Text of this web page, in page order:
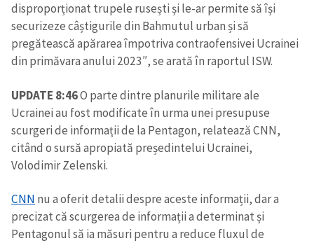
disproporționat trupele rusești și le-ar permite să își
securizeze câștigurile din Bahmutul urban și să
pregătească apărarea împotriva contraofensivei Ucrainei
din primăvara anului 2023″, se arată în raportul ISW.
UPDATE 8:46O parte dintre planurile militare ale
Ucrainei au fost modificate în urma unei presupuse
scurgeri de informații de la Pentagon, relatează CNN,
citând o sursă apropiată președintelui Ucrainei,
Volodimir Zelenski.
CNN nu a oferit detalii despre aceste informații, dar a
precizat că scurgerea de informații a determinat și
Pentagonul să ia măsuri pentru a reduce fluxul de